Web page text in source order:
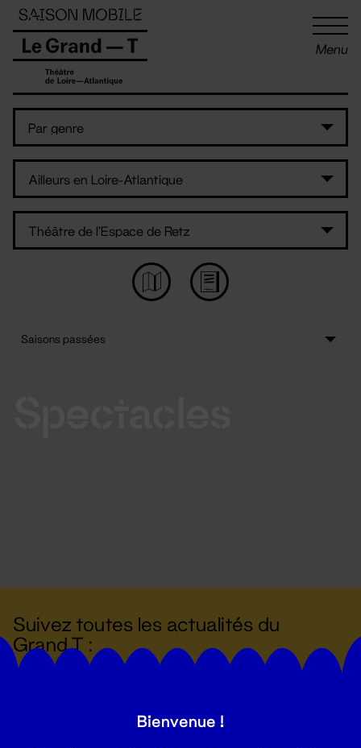
Menu
Suivez toutes les actualités du
Grand T :
Panneau de gestion des cookies
Bienvenue !